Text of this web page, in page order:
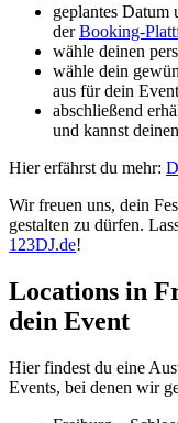
geplantes Datum
derBooking-
wähle deinen
wähle dein
aus für dein Event
abschließend
und kannst
Hier erfährst du mehr:
Wir freuen uns, dein
gestalten zu dürfen.
123DJ.de!
Locations in
dein Event
Hier findest du eine
Events, bei denen wir